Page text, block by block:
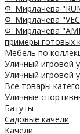
Ф. Мирлачева
Ф. Мирлачева
Ф. Мирлачева
примеры готовых
Мебель по
Уличный игровой
Уличный игровой
Все товары
Уличные
Батуты
Садовые качели
Качели